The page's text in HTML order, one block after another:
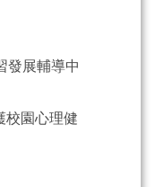
發展輔導中
校園心理健